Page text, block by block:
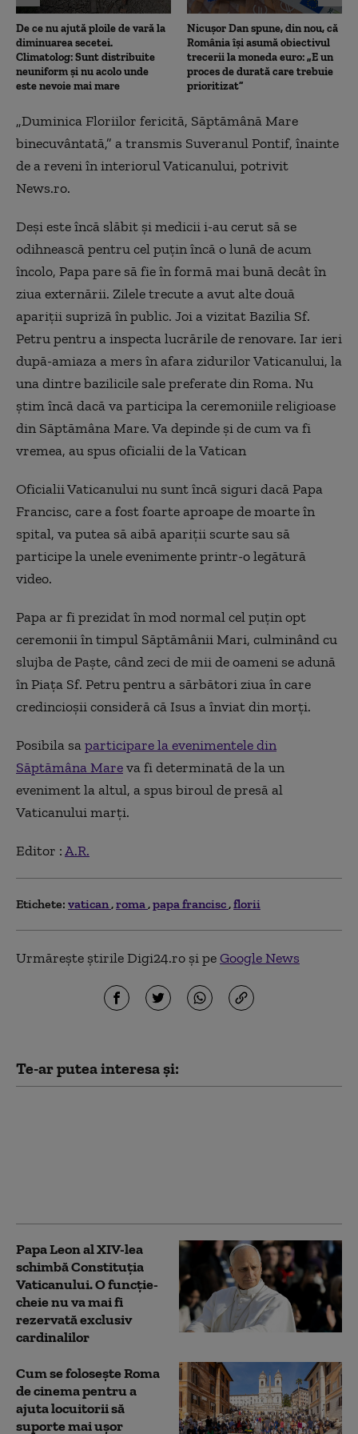
De ce nu ajută ploile de vară la
diminuarea secetei.
Climatolog: Sunt distribuite
neuniform și nu acolo unde
este nevoie mai mare
Nicușor Dan spune, din nou, că
România își asumă obiectivul
trecerii la moneda euro: „E un
proces de durată care trebuie
prioritizat”
„Duminica Floriilor fericită, Săptămână Mare
binecuvântată,” a transmis Suveranul Pontif, înainte
de a reveni în interiorul Vaticanului, potrivit
News.ro.
Deși este încă slăbit și medicii i-au cerut să se
odihnească pentru cel puțin încă o lună de acum
încolo, Papa pare să fie în formă mai bună decât în
ziua externării. Zilele trecute a avut alte două
apariții supriză în public. Joi a vizitat Bazilia Sf.
Petru pentru a inspecta lucrările de renovare. Iar ieri
după-amiaza a mers în afara zidurilor Vaticanului, la
una dintre bazilicile sale preferate din Roma. Nu
știm încă dacă va participa la ceremoniile religioase
din Săptămâna Mare. Va depinde și de cum va fi
vremea, au spus oficialii de la Vatican
Oficialii Vaticanului nu sunt încă siguri dacă Papa
Francisc, care a fost foarte aproape de moarte în
spital, va putea să aibă apariții scurte sau să
participe la unele evenimente printr-o legătură
video.
Papa ar fi prezidat în mod normal cel puțin opt
ceremonii în timpul Săptămânii Mari, culminând cu
slujba de Paște, când zeci de mii de oameni se adună
în Piața Sf. Petru pentru a sărbători ziua în care
credincioșii consideră că Isus a înviat din morți.
Posibila saparticipare la evenimentele din
Săptămâna Mareva fi determinată de la un
eveniment la altul, a spus biroul de presă al
Vaticanului marți.
Editor :A.R.
Etichete: vatican roma papa francisc florii
Urmărește știrile Digi24.ro și peGoogle News
Te-ar putea interesa și:
Papa Leon al XIV-lea
schimbă Constituția
Vaticanului. O funcție-
cheie nu va mai fi
rezervată exclusiv
cardinalilor
Cum se folosește Roma
de cinema pentru a
ajuta locuitorii să
suporte mai ușor